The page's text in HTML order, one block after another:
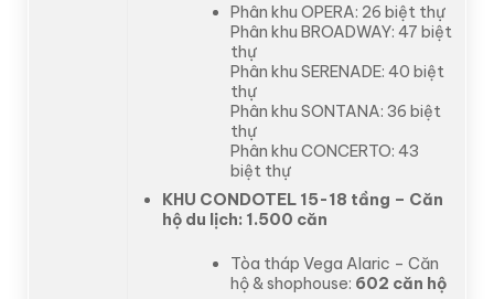
Phân khu OPERA: 26 biệt thự
Phân khu BROADWAY: 47 biệt
thự
Phân khu SERENADE: 40 biệt
thự
Phân khu SONTANA: 36 biệt
thự
Phân khu CONCERTO: 43
biệt thự
KHU CONDOTEL 15-18 tầng – Căn
hộ du lịch: 1.500 căn
Tòa tháp Vega Alaric – Căn
hộ & shophouse: 602 căn hộ